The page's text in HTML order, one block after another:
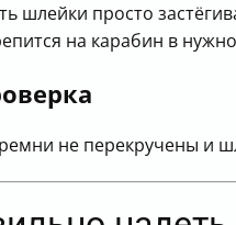
шлейки просто
на карабин в
не перекручены и